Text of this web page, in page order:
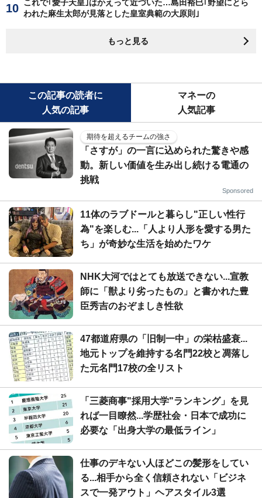
これで｢愛子天皇｣はかえって近づいた…島田裕巳｢野望にとら
われた麻生太郎が見落とした皇室典範の大原則｣
もっと見る
この記事の読者に
人気の記事
マネーの
人気記事
期待を超えるチームの強さ
「さすが」の一言に込められた驚きや感
動。新しい価値を生み出し続ける電通の
挑戦
Sponsored
11体のラブドールと暮らし"正しい性行
為"を楽しむ...「人より人形を愛する男た
ち」が奇妙な生活を始めたワケ
NHK大河ではとても放送できない...宣教
師に「獣より劣ったもの」と書かれた豊
臣秀吉のおぞましき性欲
47都道府県の「旧制一中」の栄枯盛衰...
地元トップを維持する名門22校と凋落し
た元名門17校の全リスト
「三菱商事"採用大学"ランキング」を見
れば一目瞭然...学歴社会・日本で成功に
必要な「出身大学の最低ライン」
仕事のデキない人ほどこの髪形をしてい
る...相手から全く信頼されない「ビジネ
スで一発アウト」ヘアスタイル3選